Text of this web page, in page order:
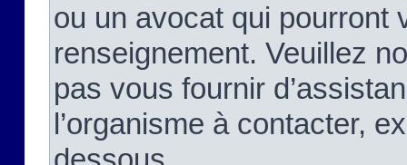
ou un avocat qui pourront
renseignement. Veuillez
pas vous fournir
l’organisme à contacter,